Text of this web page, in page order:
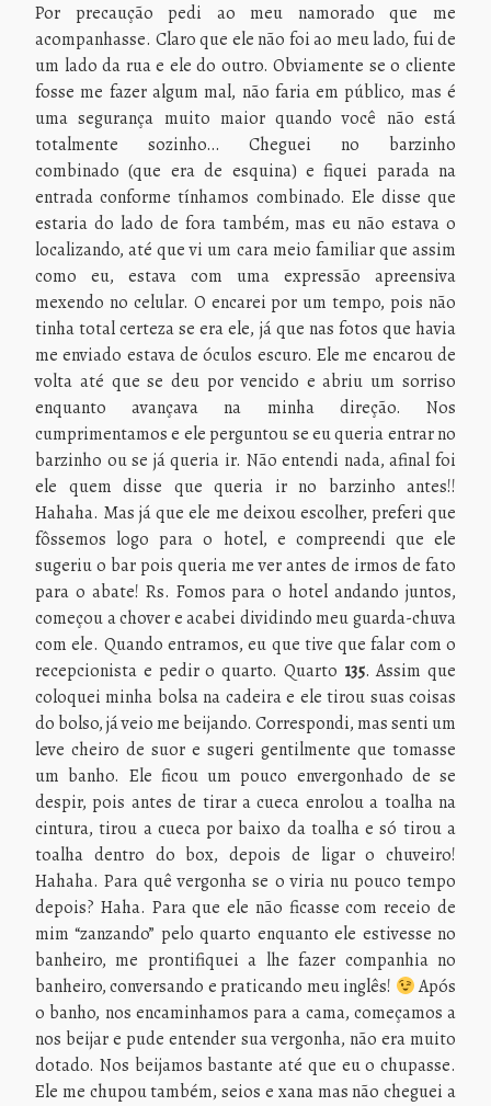
Por precaução pedi ao meu namorado que me
acompanhasse. Claro que ele não foi ao meu lado, fui de
um lado da rua e ele do outro. Obviamente se o cliente
fosse me fazer algum mal, não faria em público, mas é
uma segurança muito maior quando você não está
totalmente sozinho… Cheguei no barzinho
combinado (que era de esquina) e fiquei parada na
entrada conforme tínhamos combinado. Ele disse que
estaria do lado de fora também, mas eu não estava o
localizando, até que vi um cara meio familiar que assim
como eu, estava com uma expressão apreensiva
mexendo no celular. O encarei por um tempo, pois não
tinha total certeza se era ele, já que nas fotos que havia
me enviado estava de óculos escuro. Ele me encarou de
volta até que se deu por vencido e abriu um sorriso
enquanto avançava na minha direção. Nos
cumprimentamos e ele perguntou se eu queria entrar no
barzinho ou se já queria ir. Não entendi nada, afinal foi
ele quem disse que queria ir no barzinho antes!!
Hahaha. Mas já que ele me deixou escolher, preferi que
fôssemos logo para o hotel, e compreendi que ele
sugeriu o bar pois queria me ver antes de irmos de fato
para o abate! Rs. Fomos para o hotel andando juntos,
começou a chover e acabei dividindo meu guarda-chuva
com ele. Quando entramos, eu que tive que falar com o
recepcionista e pedir o quarto. Quarto 135. Assim que
coloquei minha bolsa na cadeira e ele tirou suas coisas
do bolso, já veio me beijando. Correspondi, mas senti um
leve cheiro de suor e sugeri gentilmente que tomasse
um banho. Ele ficou um pouco envergonhado de se
despir, pois antes de tirar a cueca enrolou a toalha na
cintura, tirou a cueca por baixo da toalha e só tirou a
toalha dentro do box, depois de ligar o chuveiro!
Hahaha. Para quê vergonha se o viria nu pouco tempo
depois? Haha. Para que ele não ficasse com receio de
mim “zanzando” pelo quarto enquanto ele estivesse no
banheiro, me prontifiquei a lhe fazer companhia no
banheiro, conversando e praticando meu inglês!
Após
o banho, nos encaminhamos para a cama, começamos a
nos beijar e pude entender sua vergonha, não era muito
dotado. Nos beijamos bastante até que eu o chupasse.
Ele me chupou também, seios e xana mas não cheguei a